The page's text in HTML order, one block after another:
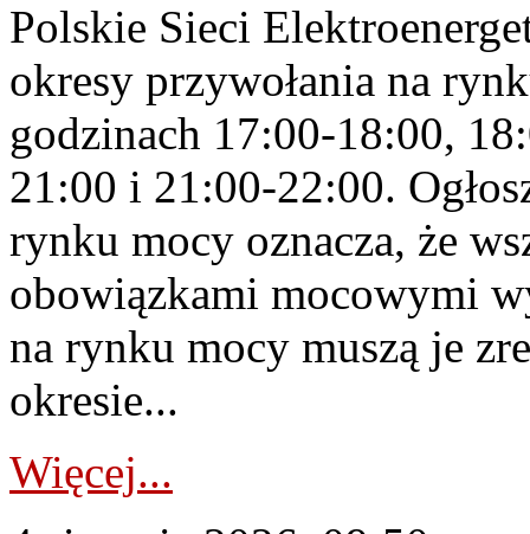
Polskie Sieci
okresy przywołania na
godzinach 17:00-18:00,
21:00 i 21:00-22:00.
rynku mocy oznacza, że
obowiązkami mocowymi
na rynku mocy muszą je
okresie...
Więcej...